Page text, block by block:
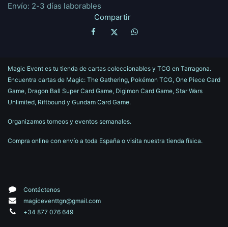
Envío: 2-3 días laborables
Compartir
Magic Event es tu tienda de cartas coleccionables y TCG en Tarragona.
Encuentra cartas de Magic: The Gathering, Pokémon TCG, One Piece Card
Game, Dragon Ball Super Card Game, Digimon Card Game, Star Wars
Unlimited, Riftbound y Gundam Card Game.
Organizamos torneos y eventos semanales.
Compra online con envío a toda España o visita nuestra tienda física.
Contáctenos
magiceventtgn@gmail.com
+34 877 076 649